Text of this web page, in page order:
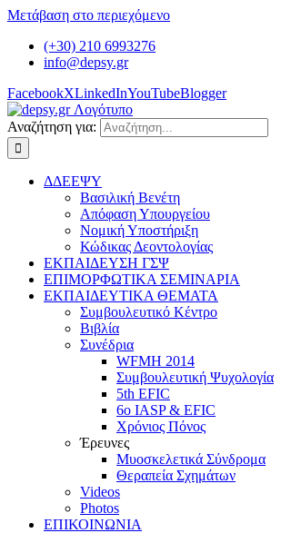
Μετάβαση στο περιεχόμενο
(+30) 210 6993276
info@depsy.gr
FacebookXLinkedInYouTubeBlogger
Αναζήτηση για:
ΔΔΕΕΨΥ
Βασιλική Βενέτη
Απόφαση Υπουργείου
Νομική Υποστήριξη
Κώδικας Δεοντολογίας
ΕΚΠΑΙΔΕΥΣΗ ΓΣΨ
ΕΠΙΜΟΡΦΩΤΙΚΑ ΣΕΜΙΝΑΡΙΑ
ΕΚΠΑΙΔΕΥΤΙΚΑ ΘΕΜΑΤΑ
Συμβουλευτικό Κέντρο
Βιβλία
Συνέδρια
WFMH 2014
Συμβουλευτική Ψυχολογία
5th EFIC
6ο IASP & EFIC
Χρόνιος Πόνος
Έρευνες
Μυοσκελετικά Σύνδρομα
Θεραπεία Σχημάτων
Videos
Photos
ΕΠΙΚΟΙΝΩΝΙΑ